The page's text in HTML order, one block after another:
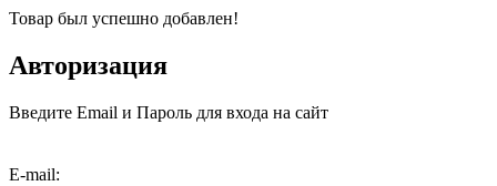
Товар был успешно добавлен!
Авторизация
Введите Email и Пароль для входа на сайт
E-mail: